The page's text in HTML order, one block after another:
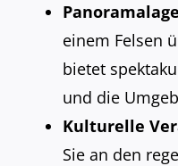
Panoramalage
einem Felsen
bietet
und die
Kulturelle
Sie an den